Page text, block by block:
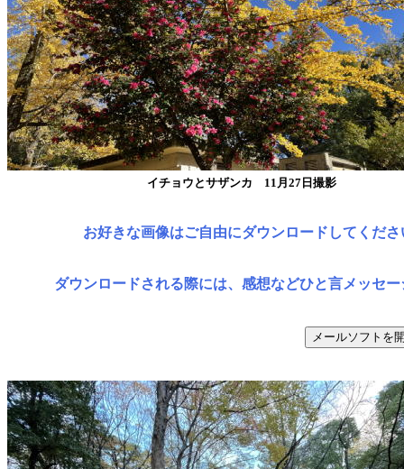
イチョウとサザンカ 11月27日撮影
お好きな画像はご自由にダウンロードしてく
ダウンロードされる際には、感想などひと言メッセ